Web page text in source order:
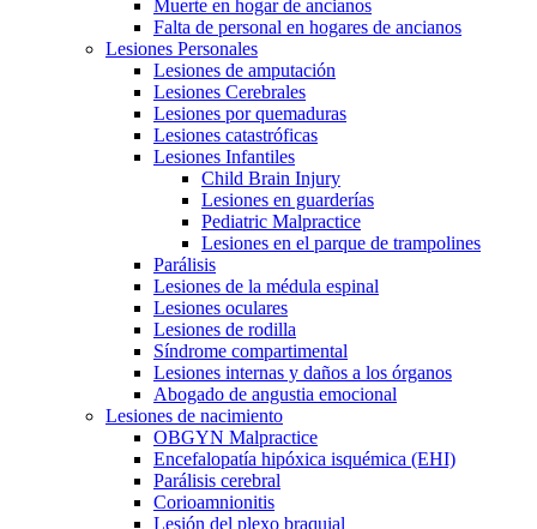
Muerte en hogar de ancianos
Falta de personal en hogares de ancianos
Lesiones Personales
Lesiones de amputación
Lesiones Cerebrales
Lesiones por quemaduras
Lesiones catastróficas
Lesiones Infantiles
Child Brain Injury
Lesiones en guarderías
Pediatric Malpractice
Lesiones en el parque de trampolines
Parálisis
Lesiones de la médula espinal
Lesiones oculares
Lesiones de rodilla
Síndrome compartimental
Lesiones internas y daños a los órganos
Abogado de angustia emocional
Lesiones de nacimiento
OBGYN Malpractice
Encefalopatía hipóxica isquémica (EHI)
Parálisis cerebral
Corioamnionitis
Lesión del plexo braquial